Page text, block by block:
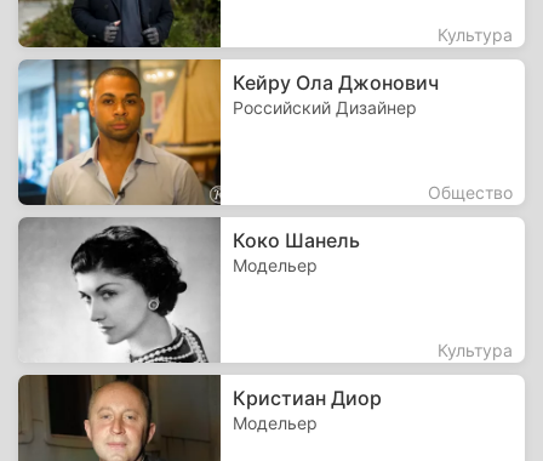
Культура
Кейру Ола Джонович
Российский Дизайнер
Общество
Коко Шанель
Модельер
Культура
Кристиан Диор
Модельер